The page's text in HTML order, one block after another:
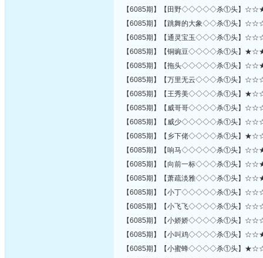
【6085期】【田野◇◇◇◇◇杀①
【6085期】【跳舞的大象◇◇
【6085期】【通灵宝玉◇◇◇杀
【6085期】【铜豌豆◇◇◇◇杀
【6085期】【拖头◇◇◇◇◇杀①
【6085期】【万里无云◇◇◇杀
【6085期】【王秀美◇◇◇◇杀
【6085期】【威哥哥◇◇◇◇杀
【6085期】【威少◇◇◇◇◇杀①
【6085期】【乡下佬◇◇◇◇杀
【6085期】【响马◇◇◇◇◇杀①
【6085期】【向前一标◇◇◇杀
【6085期】【萧疏淡雅◇◇◇杀
【6085期】【小丁◇◇◇◇◇杀①
【6085期】【小飞飞◇◇◇◇杀
【6085期】【小娇娇◇◇◇◇杀
【6085期】【小叫鸡◇◇◇◇杀
【6085期】【小蜜蜂◇◇◇◇杀